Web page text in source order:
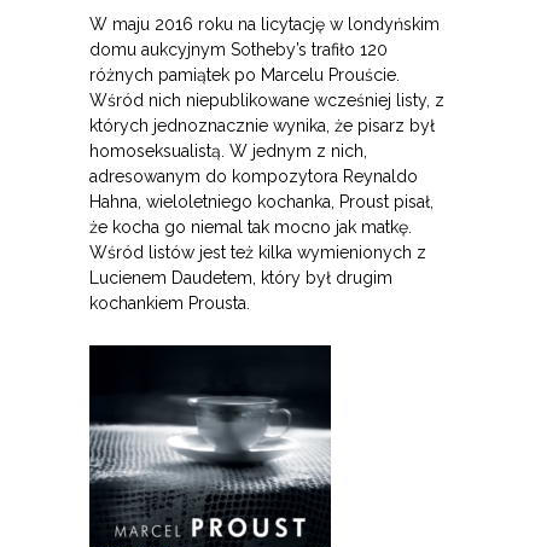
W maju 2016 roku na licytację w londyńskim
domu aukcyjnym Sotheby’s trafiło 120
różnych pamiątek po Marcelu Prouście.
Wśród nich niepublikowane wcześniej listy, z
których jednoznacznie wynika, że pisarz był
homoseksualistą. W jednym z nich,
adresowanym do kompozytora Reynaldo
Hahna, wieloletniego kochanka, Proust pisał,
że kocha go niemal tak mocno jak matkę.
Wśród listów jest też kilka wymienionych z
Lucienem Daudetem, który był drugim
kochankiem Prousta.